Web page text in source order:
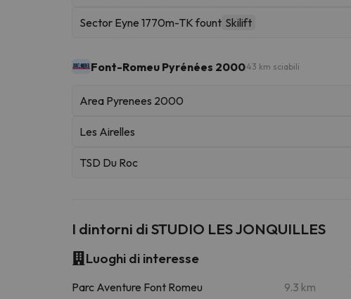
Sector Eyne 1770m-TK fount Skilift
Font-Romeu Pyrénées 200043 km sciabili
Area Pyrenees 2000
Les Airelles
TSD Du Roc
I dintorni di STUDIO LES JONQUILLES
Luoghi di interesse
Parc Aventure Font Romeu 9.3 km